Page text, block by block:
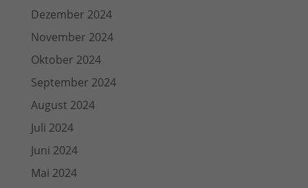
Dezember 2024
November 2024
Oktober 2024
September 2024
August 2024
Juli 2024
Juni 2024
Mai 2024